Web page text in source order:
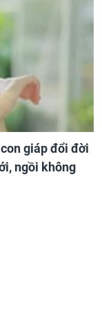
giáp đổi đời
ngồi không